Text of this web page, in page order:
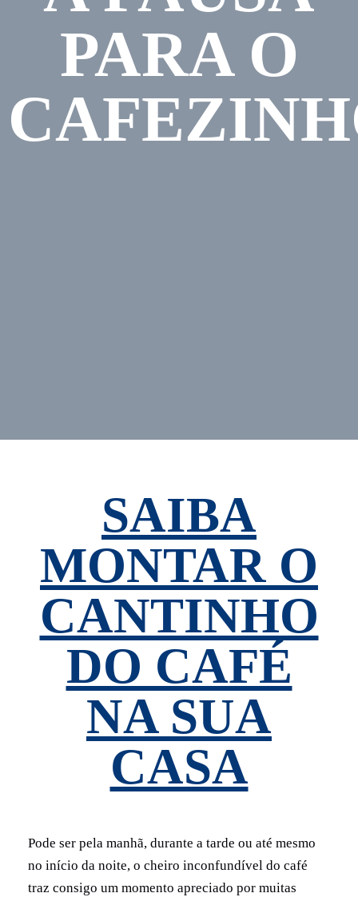
PARA O
SAIBA
MONTAR O
CANTINHO
DO CAFÉ
NA SUA
CASA
Pode ser pela manhã, durante a tarde ou até mesmo
no início da noite, o cheiro inconfundível do café
traz consigo um momento apreciado por muitas